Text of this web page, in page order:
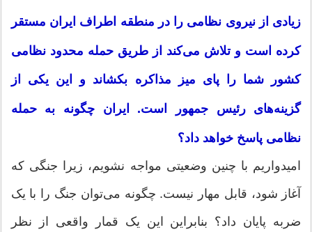
زیادی از نیروی نظامی را در منطقه اطراف ایران مستقر
کرده است و تلاش می‌کند از طریق حمله محدود نظامی
کشور شما را پای میز مذاکره بکشاند و این یکی از
گزینه‌های رئیس جمهور است. ایران چگونه به حمله
نظامی پاسخ خواهد داد؟
امیدواریم با چنین وضعیتی مواجه نشویم، زیرا جنگی که
آغاز شود، قابل مهار نیست. چگونه می‌توان جنگ را با یک
ضربه پایان داد؟ بنابراین این یک قمار واقعی از نظر